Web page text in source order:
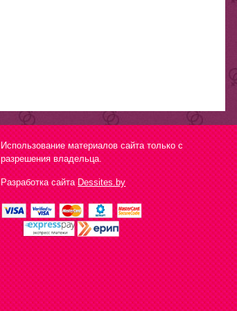
Использование материалов сайта только с
разрешения владельца.
Разработка сайтаDessites.by